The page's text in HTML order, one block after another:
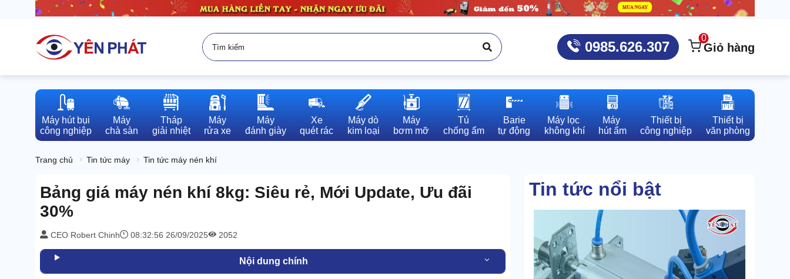
0985.626.307
0
Giỏ hàng
Máy hút bụi
công nghiệp
Máy
chà sàn
Tháp
giải nhiệt
Máy
rửa xe
Máy
đánh giày
Xe
quét rác
Máy dò
kim loại
Máy
bơm mỡ
Tủ
chống ẩm
Barie
tự động
Máy lọc
không khí
Máy
hút ẩm
Thiết bị
công nghiệp
Thiết bị
văn phòng
Trang chủ Tin tức máy Tin tức máy nén khí
Bảng giá máy nén khí 8kg: Siêu rẻ, Mới Update, Ưu đãi
30%
CEO Robert Chinh 08:32:56 26/09/2025 2052
Nội dung chính
Tin tức nổi bật